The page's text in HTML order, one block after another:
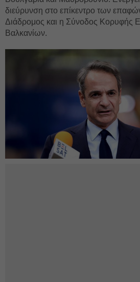
διεύρυνση στο επίκεντρο των
Διάδρομος και η Σύνοδος Κορυφής
Βαλκανίων.